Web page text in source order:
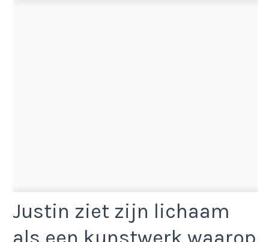
Justin ziet zijn lichaam